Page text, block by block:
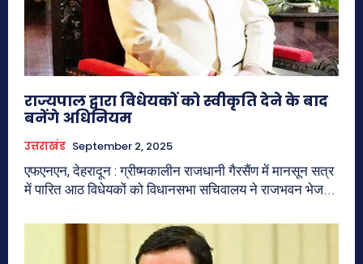
राज्यपाल द्वारा विधेयकों को स्वीकृति देने के बाद
बनेंगे अधिनियम
उत्तराखंड September 2, 2025
एफएनएन, देहरादून : ग्रीष्मकालीन राजधानी गैरसैंण में मानसून सत्र
में पारित आठ विधेयकों को विधानसभा सचिवालय ने राजभवन भेज...